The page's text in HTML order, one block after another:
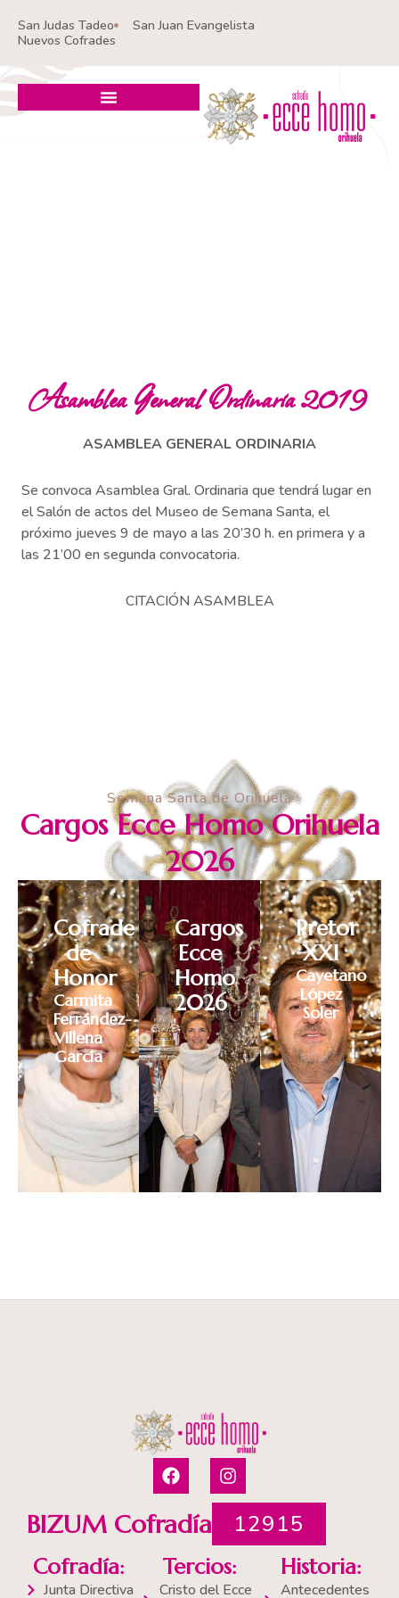
San Judas Tadeo
San Juan Evangelista
Nuevos Cofrades
ASAMBLEA GENERAL ORDINARIA
Se convoca Asamblea Gral. Ordinaria que tendrá lugar en
el Salón de actos del Museo de Semana Santa, el
próximo jueves 9 de mayo a las 20’30 h. en primera y a
las 21’00 en segunda convocatoria.
CITACIÓN ASAMBLEA
Asamblea General Ordinaria 2019
Semana Santa de Orihuela
Cargos Ecce Homo Orihuela
2026
Carmita
Ferrández-
Villena
García
Cofrade
de
Honor
Cargos
Ecce
Homo
2026
Cayetano
López
Soler
Pretor
XXI
F
a
c
e
b
o
o
k
I
n
s
r
a
12915
BIZUM Cofradía
Cofradía:
Junta Directiva
Tercios:
Cristo del Ecce
Historia:
Antecedentes